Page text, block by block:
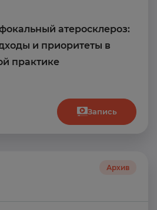
атеросклероз:
и приоритеты в
практике
Запись
Архив